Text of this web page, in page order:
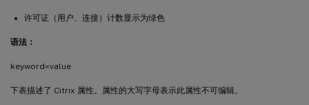
许可证（用户、连接）计数显示为绿色
语法：
keyword=value
下表描述了 Citrix 属性。属性的大写字母表示此属性不可编辑。